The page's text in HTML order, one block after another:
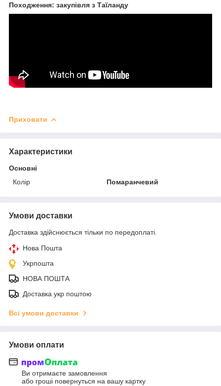
Походження: закупівля з Таїланду
Приховати
Характеристики
Основні
Колір
Помаранчевий
Умови доставки
Доставка здійснюється тільки по передоплаті.
Нова Пошта
Укрпошта
НОВА ПОШТА
Доставка укр поштою
Всі умови доставки
Умови оплати
Ви отримаєте замовлення
або гроші повернуться на вашу картку